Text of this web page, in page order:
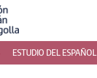
ESTUDIO DEL ESPAÑOL